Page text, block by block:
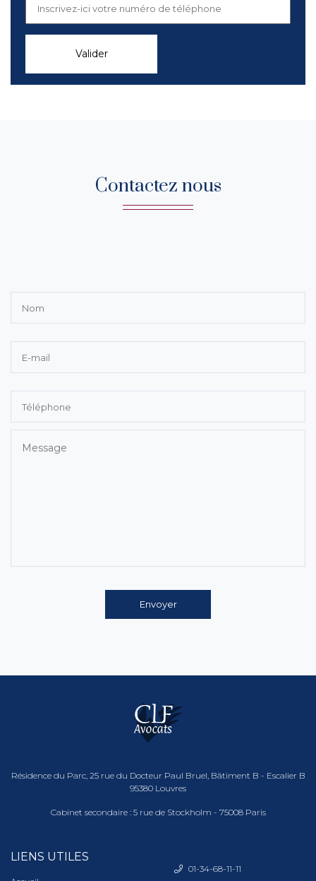
Valider
Contactez nous
Envoyer
LIENS UTILES
Résidence du Parc, 25 rue du Docteur Paul Bruel, Bâtiment B - Escalier B
95380 Louvres
Cabinet secondaire : 5 rue de Stockholm - 75008 Paris
01-34-68-11-11